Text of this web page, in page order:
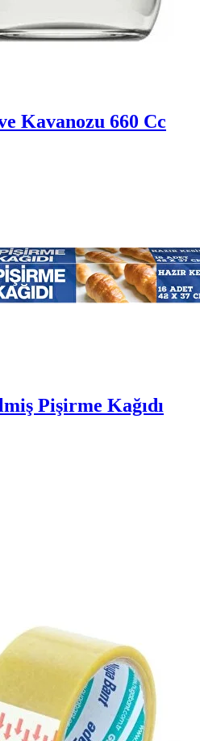
Kavanozu 660 Cc
Pişirme Kağıdı